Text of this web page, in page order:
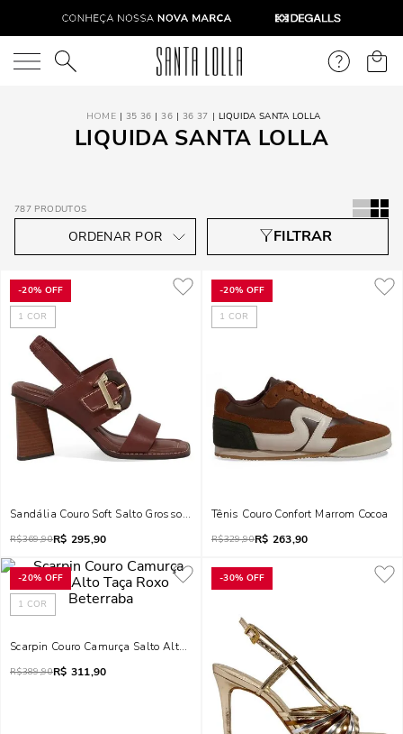
O que você está procurando?
35 36 36 36 37 LIQUIDA SANTA LOLLA
LIQUIDA SANTA LOLLA
787 PRODUTOS
-20% OFF
1 COR
Sandália Couro Soft Salto Grosso Marrom Terracota
R$369,90R$ 295,90
-20% OFF
1 COR
Tênis Couro Confort Marrom Cocoa
R$329,90R$ 263,90
-20% OFF
1 COR
Scarpin Couro Camurça Salto Alto Taça Roxo Beterraba
R$389,90R$ 311,90
-30% OFF